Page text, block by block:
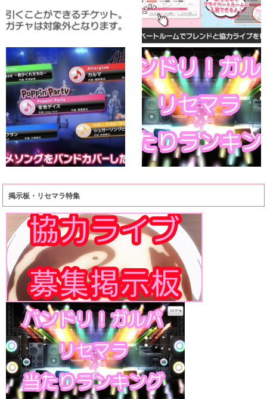
掲示板・リセマラ特集